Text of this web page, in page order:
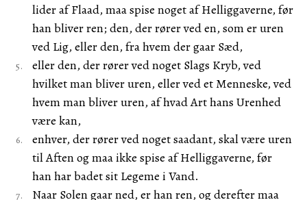
lider af Flaad, maa spise noget af Helliggaverne, før
han bliver ren; den, der rører ved en, som er uren
ved Lig, eller den, fra hvem der gaar Sæd,
eller den, der rører ved noget Slags Kryb, ved
hvilket man bliver uren, eller ved et Menneske, ved
hvem man bliver uren, af hvad Art hans Urenhed
være kan,
enhver, der rører ved noget saadant, skal være uren
til Aften og maa ikke spise af Helliggaverne, før
han har badet sit Legeme i Vand.
Naar Solen gaar ned, er han ren, og derefter maa